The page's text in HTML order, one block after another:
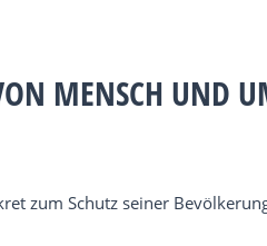
MENSCH UND
zum Schutz seiner